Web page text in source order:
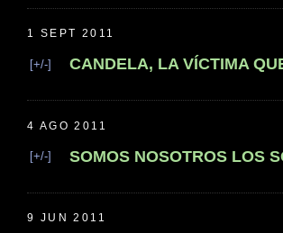
1 SEPT 2011
[+/-] CANDELA, LA VÍCTIMA
4 AGO 2011
[+/-] SOMOS NOSOTROS LOS
9 JUN 2011